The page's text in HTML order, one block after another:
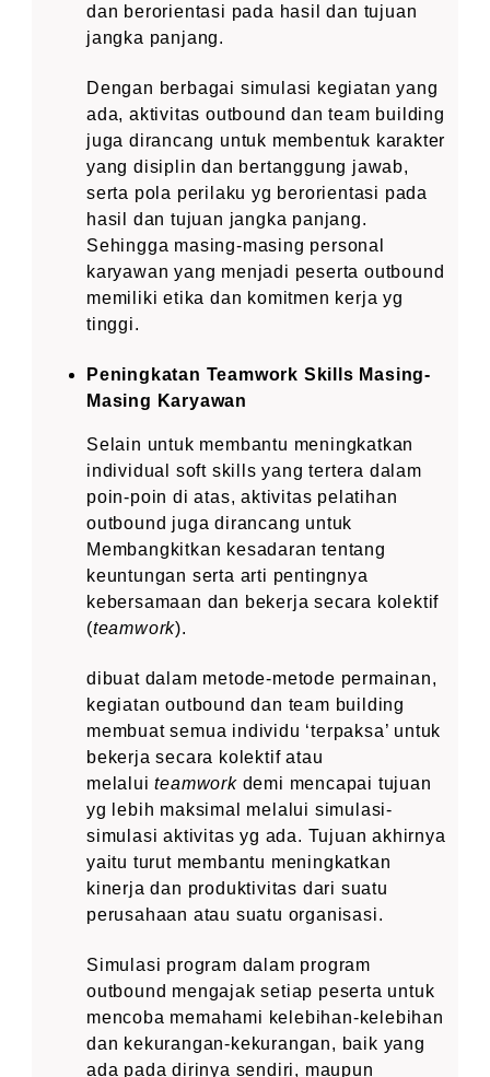
dan berorientasi pada hasil dan tujuan
jangka panjang.
Dengan berbagai simulasi kegiatan yang
ada, aktivitas outbound dan team building
juga dirancang untuk membentuk karakter
yang disiplin dan bertanggung jawab,
serta pola perilaku yg berorientasi pada
hasil dan tujuan jangka panjang.
Sehingga masing-masing personal
karyawan yang menjadi peserta outbound
memiliki etika dan komitmen kerja yg
tinggi.
Peningkatan Teamwork Skills Masing-
Masing Karyawan
Selain untuk membantu meningkatkan
individual soft skills yang tertera dalam
poin-poin di atas, aktivitas pelatihan
outbound juga dirancang untuk
Membangkitkan kesadaran tentang
keuntungan serta arti pentingnya
kebersamaan dan bekerja secara kolektif
(teamwork).
dibuat dalam metode-metode permainan,
kegiatan outbound dan team building
membuat semua individu ‘terpaksa’ untuk
bekerja secara kolektif atau
melaluiteamworkdemi mencapai tujuan
yg lebih maksimal melalui simulasi-
simulasi aktivitas yg ada. Tujuan akhirnya
yaitu turut membantu meningkatkan
kinerja dan produktivitas dari suatu
perusahaan atau suatu organisasi.
Simulasi program dalam program
outbound mengajak setiap peserta untuk
mencoba memahami kelebihan-kelebihan
dan kekurangan-kekurangan, baik yang
ada pada dirinya sendiri, maupun